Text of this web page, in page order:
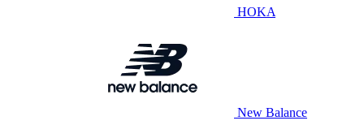
HOKA
New Balance